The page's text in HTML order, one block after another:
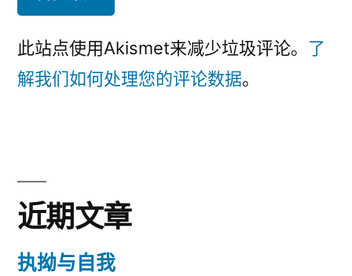
此站点使用Akismet来减少垃圾评论。 了
解我们如何处理您的评论数据。
近期文章
执拗与自我